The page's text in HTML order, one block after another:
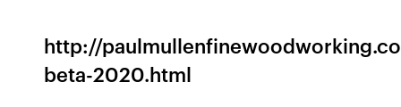
http://
beta-2020.html